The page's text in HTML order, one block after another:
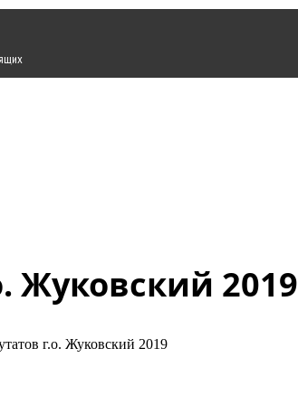
Жуковский 2019
г.о. Жуковский 2019